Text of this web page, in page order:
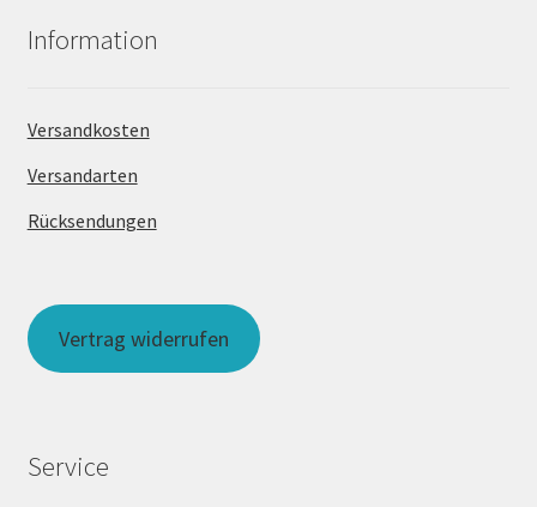
Information
Versandkosten
Versandarten
Rücksendungen
Vertrag widerrufen
Service